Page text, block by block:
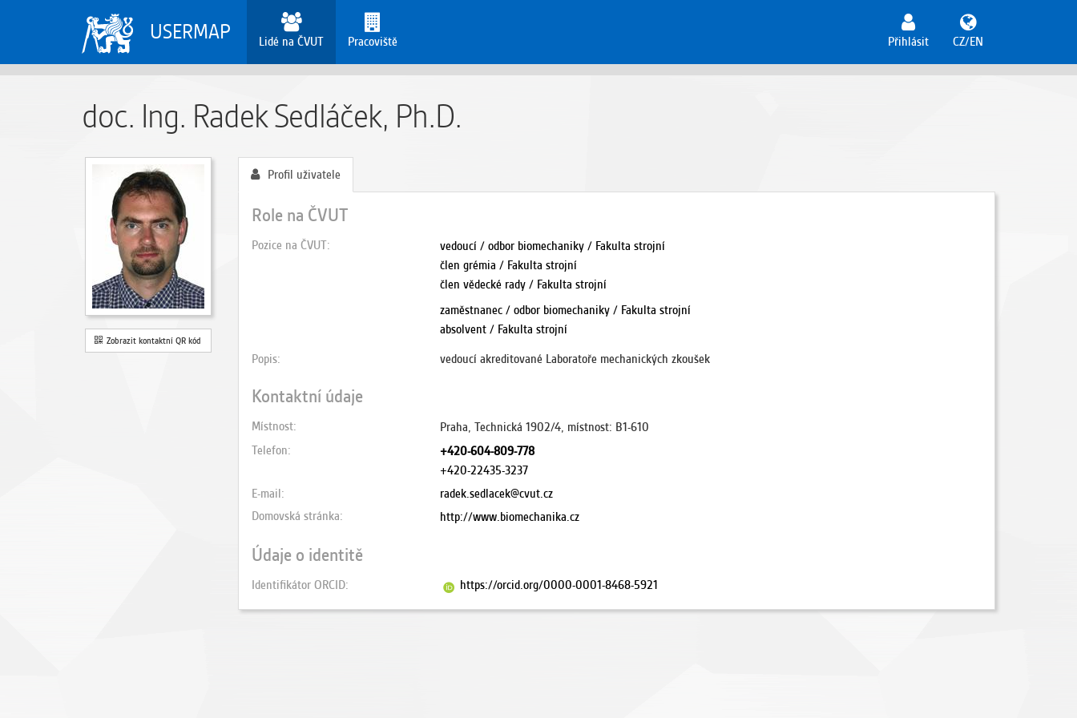
USERMAP Lidé na ČVUT Pracoviště Přihlásit CZ/EN
doc. Ing. Radek Sedláček, Ph.D.
Zobrazit kontaktní QR kód
Profil uživatele
Role na ČVUT
Pozice na ČVUT
vedoucí / odbor biomechaniky / Fakulta strojní
člen grémia / Fakulta strojní
člen vědecké rady / Fakulta strojní
zaměstnanec / odbor biomechaniky / Fakulta strojní
absolvent / Fakulta strojní
Popis vedoucí akreditované Laboratoře mechanických zkoušek
Kontaktní údaje
Místnost
Praha, Technická 1902/4, místnost: B1-610
Telefon
+420-604-809-778
+420-22435-3237
E-mail
radek.sedlacek@cvut.cz
Domovská stránka
http://www.biomechanika.cz
Údaje o identitě
Identifikátor ORCID https://orcid.org/0000-0001-8468-5921